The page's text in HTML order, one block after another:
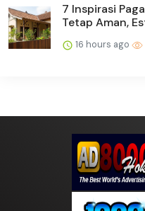
7 Inspirasi
Tetap Aman,
16 hours ago